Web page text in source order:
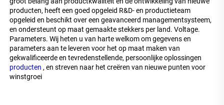
producten, heeft een goed opgeleid R&D- en productieteam
opgeleid en beschikt over een geavanceerd managementsysteem,
en ondersteunt op maat gemaakte stekkers per land. Voltage.
Parameters. Wij heten u van harte welkom om gegevens en
parameters aan te leveren voor het op maat maken van
producten , en streven naar het creëren van nieuwe punten voor
winstgroei